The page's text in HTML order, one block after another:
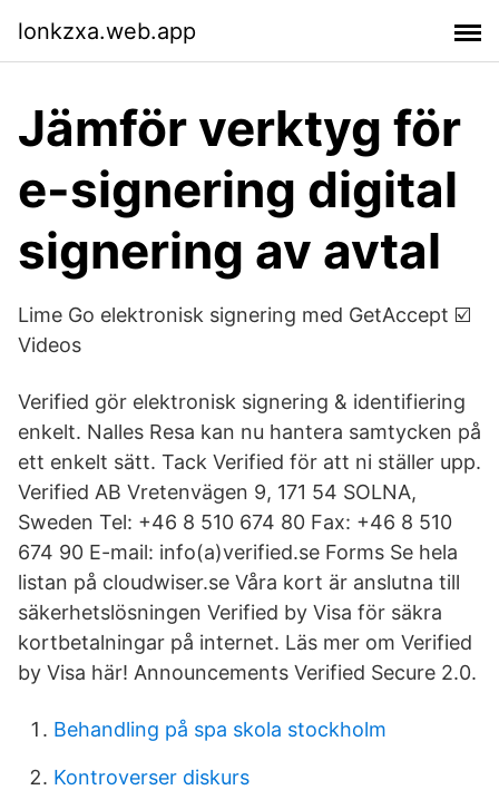
lonkzxa.web.app
Jämför verktyg för
e-signering digital
signering av avtal
Lime Go elektronisk signering med GetAccept ☑️
Videos
Verified gör elektronisk signering & identifiering
enkelt. Nalles Resa kan nu hantera samtycken på
ett enkelt sätt. Tack Verified för att ni ställer upp.
Verified AB Vretenvägen 9, 171 54 SOLNA,
Sweden Tel: +46 8 510 674 80 Fax: +46 8 510
674 90 E-mail: info(a)verified.se Forms Se hela
listan på cloudwiser.se Våra kort är anslutna till
säkerhetslösningen Verified by Visa för säkra
kortbetalningar på internet. Läs mer om Verified
by Visa här! Announcements Verified Secure 2.0.
Behandling på spa skola stockholm
Kontroverser diskurs